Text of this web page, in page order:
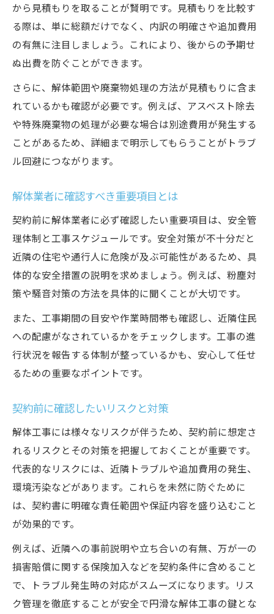
から見積もりを取ることが賢明です。見積もりを比較す
る際は、単に総額だけでなく、内訳の明確さや追加費用
の有無に注目しましょう。これにより、後からの予期せ
ぬ出費を防ぐことができます。
さらに、解体範囲や廃棄物処理の方法が見積もりに含ま
れているかも確認が必要です。例えば、アスベスト除去
や特殊廃棄物の処理が必要な場合は別途費用が発生する
ことがあるため、詳細まで明示してもらうことがトラブ
ル回避につながります。
解体業者に確認すべき重要項目とは
契約前に解体業者に必ず確認したい重要項目は、安全管
理体制と工事スケジュールです。安全対策が不十分だと
近隣の住宅や通行人に危険が及ぶ可能性があるため、具
体的な安全措置の説明を求めましょう。例えば、粉塵対
策や騒音対策の方法を具体的に聞くことが大切です。
また、工事期間の目安や作業時間帯も確認し、近隣住民
への配慮がなされているかをチェックします。工事の進
行状況を報告する体制が整っているかも、安心して任せ
るための重要なポイントです。
契約前に確認したいリスクと対策
解体工事には様々なリスクが伴うため、契約前に想定さ
れるリスクとその対策を把握しておくことが重要です。
代表的なリスクには、近隣トラブルや追加費用の発生、
環境汚染などがあります。これらを未然に防ぐために
は、契約書に明確な責任範囲や保証内容を盛り込むこと
が効果的です。
例えば、近隣への事前説明や立ち合いの有無、万が一の
損害賠償に関する保険加入などを契約条件に含めること
で、トラブル発生時の対応がスムーズになります。リス
ク管理を徹底することが安全で円滑な解体工事の鍵とな